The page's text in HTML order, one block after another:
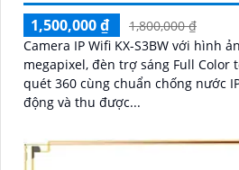
1,500,000 ₫
1,800,000 ₫
Camera IP Wifi KX-S3BW với hình
megapixel, đèn trợ sáng Full Color
quét 360 cùng chuẩn chống nước
động và thu được...